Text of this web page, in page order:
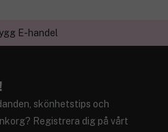
E-handel
skönhetstips och
Registrera dig på vårt